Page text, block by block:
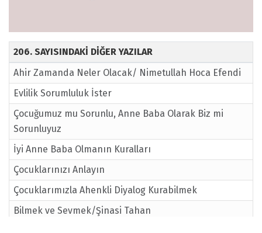
206. SAYISINDAKİ DİĞER YAZILAR
Ahir Zamanda Neler Olacak/ Nimetullah Hoca Efendi
Evlilik Sorumluluk İster
Çocuğumuz mu Sorunlu, Anne Baba Olarak Biz mi
Sorunluyuz
İyi Anne Baba Olmanın Kuralları
Çocuklarınızı Anlayın
Çocuklarımızla Ahenkli Diyalog Kurabilmek
Bilmek ve Sevmek/Şinasi Tahan